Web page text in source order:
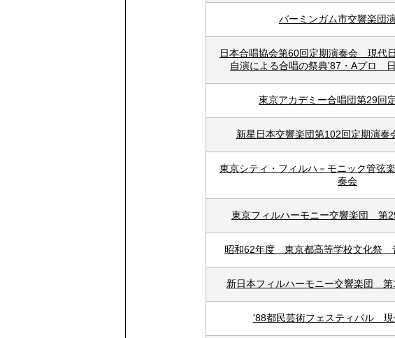
バーミンガム市交響楽団
日本合唱協会第60回定期演奏会 現代
自演による合唱の祭典'87・Aプロ
東京アカデミー合唱団第29回
新星日本交響楽団第102回定期演奏
東京シティ・フィルハ－モニック管弦
奏会
東京フィルハーモニー交響楽団 第
昭和62年度 東京都高等学校文化祭
新日本フィルハーモニー交響楽団 第
'88都民芸術フェスティバル 現